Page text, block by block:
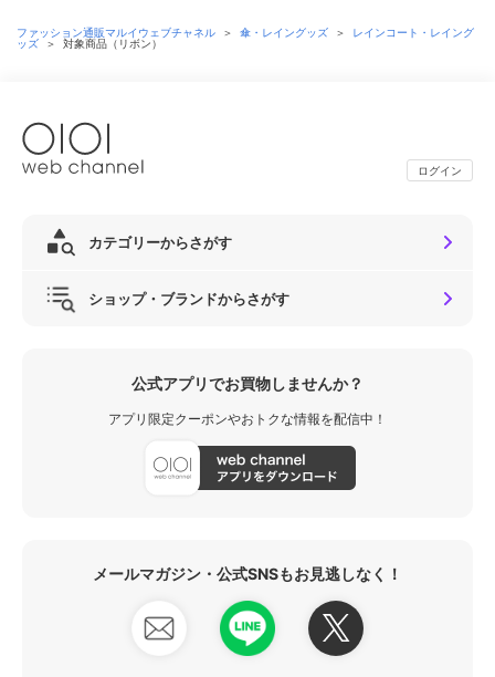
ファッション通販マルイウェブチャネル ＞ 傘・レイングッズ ＞
レインコート・レイング
ッズ
＞ 対象商品（リボン）
ログイン
カテゴリーからさがす
ショップ・ブランドからさがす
公式アプリでお買物しませんか？
アプリ限定クーポンやおトクな情報を配信中！
メールマガジン・公式SNSもお見逃しなく！